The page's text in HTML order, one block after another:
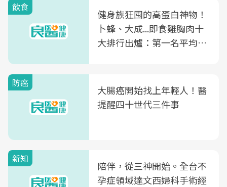
飲食
健身族狂囤的高蛋白神物！
卜蜂、大成...即食雞胸肉十
大排行出爐：第一名平均一
防癌
大腸癌開始找上年輕人！醫
提醒四十世代三件事
新知
陪伴，從三神開始。全台不
孕症領域達文西婦科手術經